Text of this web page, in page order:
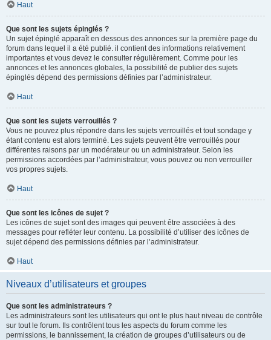
Haut
Que sont les sujets épinglés ?
Un sujet épinglé apparaît en dessous des annonces sur la première page du
forum dans lequel il a été publié. il contient des informations relativement
importantes et vous devez le consulter régulièrement. Comme pour les
annonces et les annonces globales, la possibilité de publier des sujets
épinglés dépend des permissions définies par l’administrateur.
Haut
Que sont les sujets verrouillés ?
Vous ne pouvez plus répondre dans les sujets verrouillés et tout sondage y
étant contenu est alors terminé. Les sujets peuvent être verrouillés pour
différentes raisons par un modérateur ou un administrateur. Selon les
permissions accordées par l’administrateur, vous pouvez ou non verrouiller
vos propres sujets.
Haut
Que sont les icônes de sujet ?
Les icônes de sujet sont des images qui peuvent être associées à des
messages pour refléter leur contenu. La possibilité d’utiliser des icônes de
sujet dépend des permissions définies par l’administrateur.
Haut
Niveaux d’utilisateurs et groupes
Que sont les administrateurs ?
Les administrateurs sont les utilisateurs qui ont le plus haut niveau de contrôle
sur tout le forum. Ils contrôlent tous les aspects du forum comme les
permissions, le bannissement, la création de groupes d’utilisateurs ou de